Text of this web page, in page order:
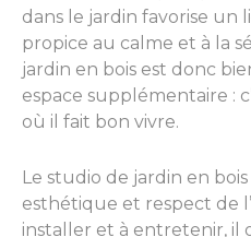
dans le jardin favorise un
propice au calme et à la
jardin en bois est donc
espace supplémentaire :
où il fait bon vivre.
Le studio de jardin en
esthétique et respect de
installer et à entretenir, il